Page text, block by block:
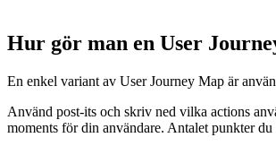
Hur gör man en User
En enkel variant av User Journey Map är
Använd post-its och skriv ned vilka actions
moments för din användare. Antalet punkter